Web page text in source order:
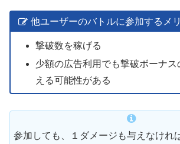
他ユーザーのバトルに参加するメ
撃破数を稼げる
少額の広告利用でも撃破ボーナス
える可能性がある
参加しても、１ダメージも与えなけれ